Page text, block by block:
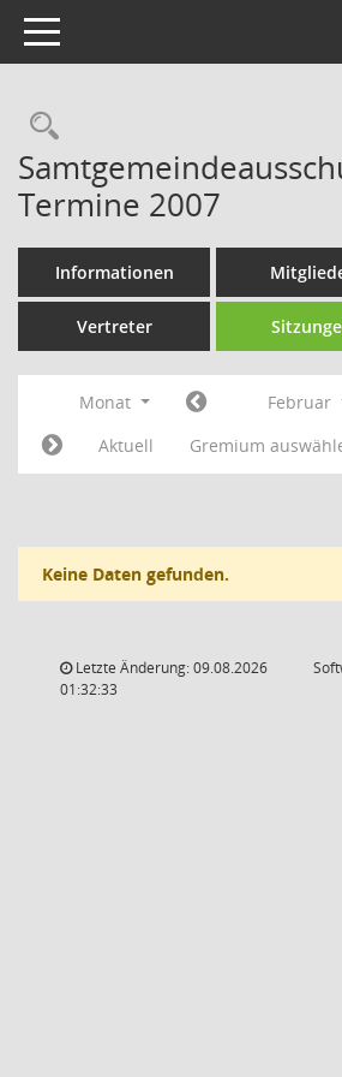
Toggle navigation
Rechercheauswahl
Termine 2007
Informationen
Vertreter
Monat Februar
Aktuell
Gremium
Keine Daten gefunden.
Letzte Änderung: 09.08.2026
01:32:33